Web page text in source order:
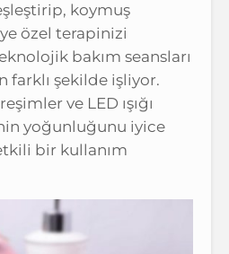
koymuş
özel terapinizi
bakım seansları
farklı şekilde işliyor.
ve LED ışığı
yoğunluğunu iyice
bir kullanım